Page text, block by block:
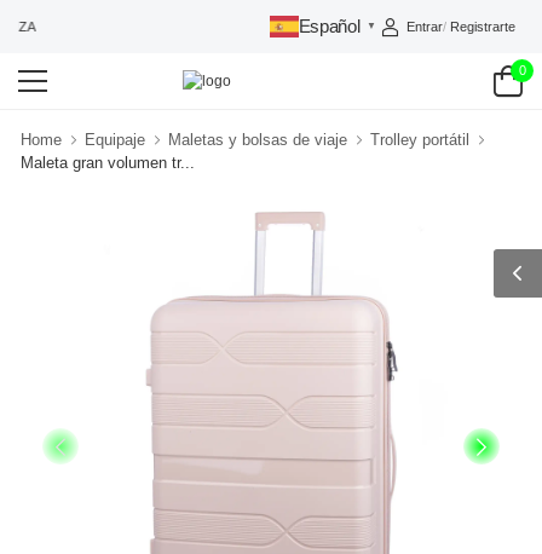
Español ▼ Entrar/ Registrarte
0
Home Equipaje Maletas y bolsas de viaje
Trolley portátil
Maleta gran volumen tr...